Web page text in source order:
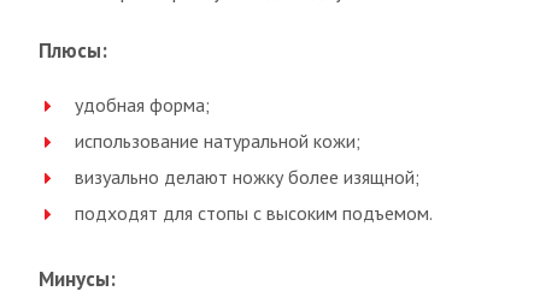
Плюсы:
удобная форма;
использование натуральной кожи;
визуально делают ножку более изящной;
подходят для стопы с высоким подъемом.
Минусы: